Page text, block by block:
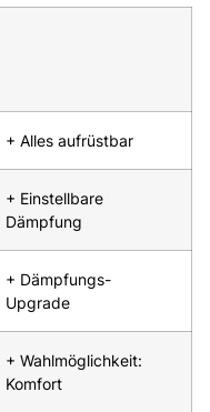
+ Alles aufrüstbar
+ Einstellbare
Dämpfung
+ Dämpfungs-
Upgrade
+ Wahlmöglichkeit:
Komfort